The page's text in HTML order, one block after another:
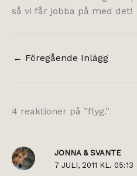
så vi får jobba på med det!
← Föregående Inlägg
4 reaktioner på ”flyg.”
JONNA & SVANTE
7 JULI, 2011 KL. 05:13